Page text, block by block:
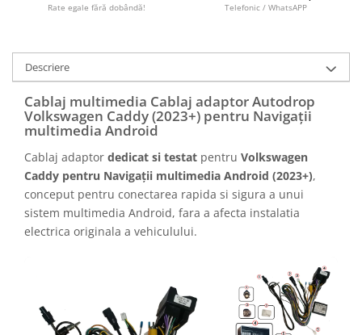
Camere marșarier auto
Camere Skoda
Camere Volkswagen
Camere Mercedes Benz
Camere Audi
Camere BMW
Camere Opel
Rate egale fără dobândă! Telefonic / WhatsAPP
Descriere
Cablaj multimedia Cablaj adaptor Autodrop
Volkswagen Caddy (2023+) pentru Navigații
multimedia Android
Cablaj adaptor dedicat si testat pentru Volkswagen
Caddy pentru Navigații multimedia Android (2023+),
conceput pentru conectarea rapida si sigura a unui
sistem multimedia Android, fara a afecta instalatia
electrica originala a vehiculului.